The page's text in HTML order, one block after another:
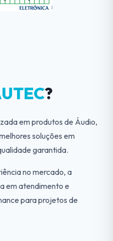
?
em produtos de Áudio,
soluções em
garantida.
no mercado, a
em atendimento e
para projetos de